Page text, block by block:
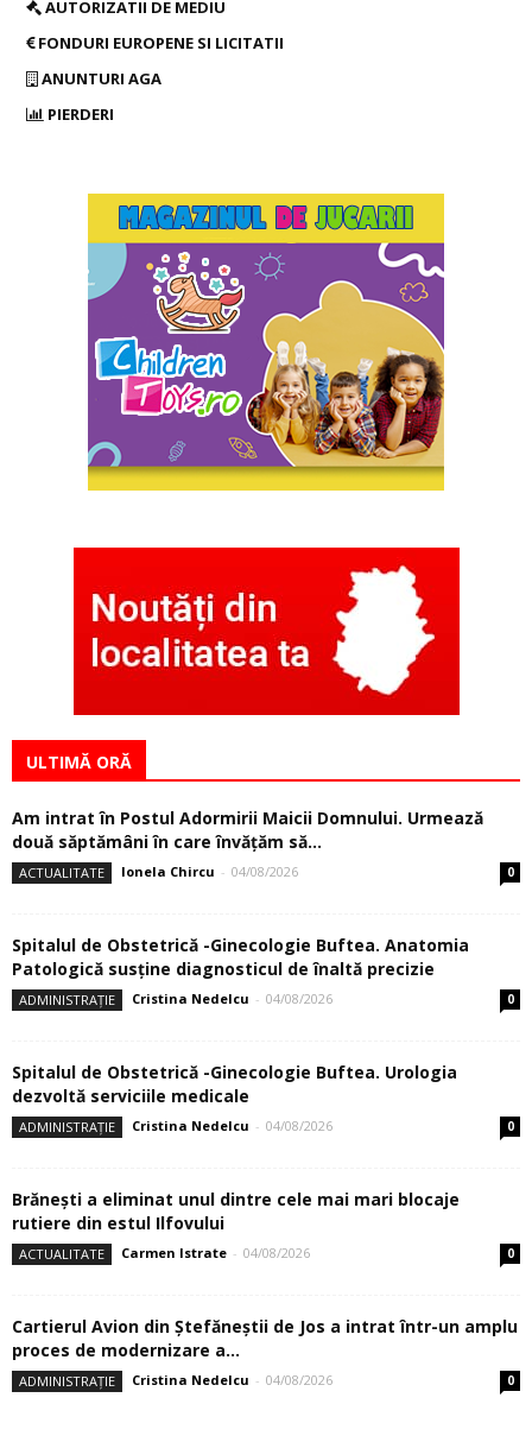
AUTORIZATII DE MEDIU
FONDURI EUROPENE SI LICITATII
ANUNTURI AGA
PIERDERI
ULTIMĂ ORĂ
Am intrat în Postul Adormirii Maicii Domnului. Urmează
două săptămâni în care învăţăm să...
ACTUALITATE Ionela Chircu - 04/08/2026 0
Spitalul de Obstetrică -Ginecologie Buftea. Anatomia
Patologică susţine diagnosticul de înaltă precizie
ADMINISTRAȚIE Cristina Nedelcu - 04/08/2026 0
Spitalul de Obstetrică -Ginecologie Buftea. Urologia
dezvoltă serviciile medicale
ADMINISTRAȚIE Cristina Nedelcu - 04/08/2026 0
Brănești a eliminat unul dintre cele mai mari blocaje
rutiere din estul Ilfovului
ACTUALITATE Carmen Istrate - 04/08/2026 0
Cartierul Avion din Ştefăneştii de Jos a intrat într-un amplu
proces de modernizare a...
ADMINISTRAȚIE Cristina Nedelcu - 04/08/2026 0